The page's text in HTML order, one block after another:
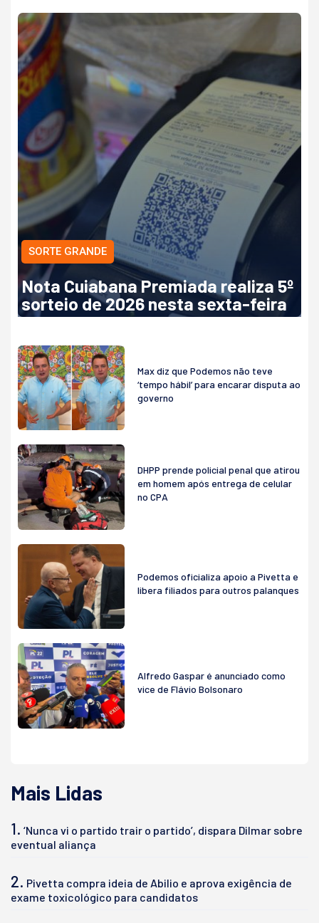
SORTE GRANDE
Nota Cuiabana Premiada realiza 5º
sorteio de 2026 nesta sexta-feira
Max diz que Podemos não teve
‘tempo hábil’ para encarar disputa ao
governo
DHPP prende policial penal que atirou
em homem após entrega de celular
no CPA
Podemos oficializa apoio a Pivetta e
libera filiados para outros palanques
Alfredo Gaspar é anunciado como
vice de Flávio Bolsonaro
Mais Lidas
1. ‘Nunca vi o partido trair o partido’, dispara Dilmar sobre
eventual aliança
2. Pivetta compra ideia de Abilio e aprova exigência de
exame toxicológico para candidatos